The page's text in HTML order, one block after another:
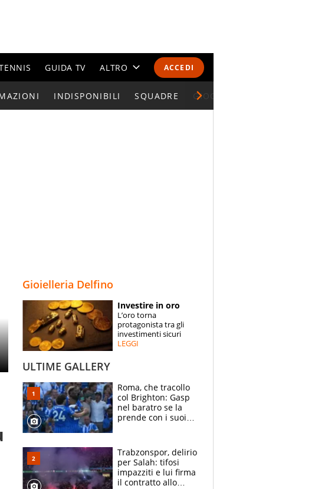
ACCEDI
GUIDA TV ALTRO
CALENDARI E CLASSIFICHE
ESPERTI
CONTATTI
INDISPONIBILI SQUADRE GIOCATORI SERIE A
Gioielleria Delfino
Investire in oro
L’oro torna
protagonista tra gli
investimenti sicuri
LEGGI
ULTIME GALLERY
Roma, che tracollo
col Brighton: Gasp
nel baratro se la
prende con i suoi
Trabzonspor, delirio
per Salah: tifosi
impazziti e lui firma
il contratto allo